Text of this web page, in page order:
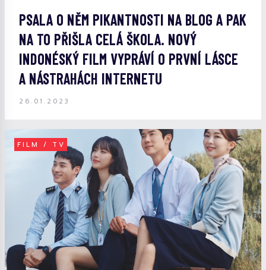
PSALA O NĚM PIKANTNOSTI NA BLOG A PAK
NA TO PŘIŠLA CELÁ ŠKOLA. NOVÝ
INDONÉSKÝ FILM VYPRÁVÍ O PRVNÍ LÁSCE
A NÁSTRAHÁCH INTERNETU
26.01.2023
FILM / TV